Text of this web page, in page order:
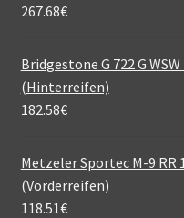
267.68€
Bridgestone G 722 G
(Hinterreifen)
182.58€
Metzeler Sportec M-9 RR
(Vorderreifen)
118.51€